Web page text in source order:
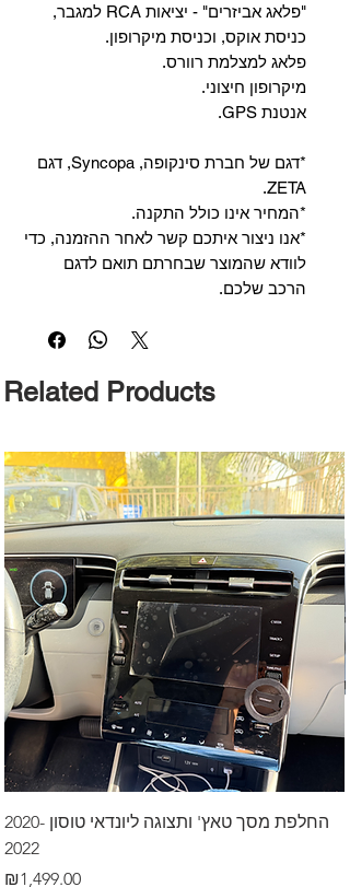
"פלאג אביזרים" - יציאות RCA למגבר,
כניסת אוקס, וכניסת מיקרופון.
פלאג למצלמת רוורס.
מיקרופון חיצוני.
אנטנת GPS.
*דגם של חברת סינקופה, Syncopa, דגם
ZETA.
*המחיר אינו כולל התקנה.
*אנו ניצור איתכם קשר לאחר ההזמנה, כדי
לוודא שהמוצר שבחרתם תואם לדגם
הרכב שלכם.
Related Products
החלפת מסך טאץ' ותצוגה ליונדאי טוסון 2020-
2022
Price
₪1,499.00